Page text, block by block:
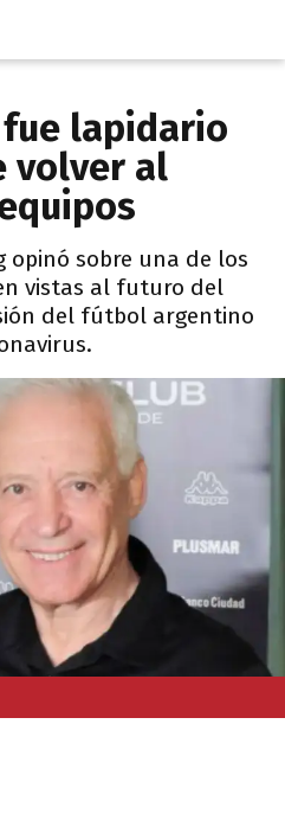
lapidario
volver al
opinó sobre una de los
vistas al futuro del
del fútbol argentino